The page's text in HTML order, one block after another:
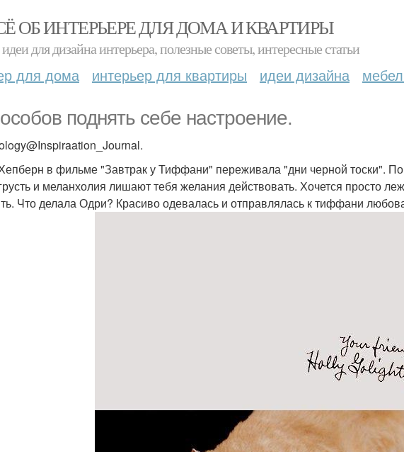
ОБ ИНТЕРЬЕРЕ ДЛЯ ДОМА И КВАРТИРЫ
для дизайна интерьера, полезные советы, интересные статьи
для дома интерьер для квартиры идеи дизайна
поднять себе настроение.
в фильме "Завтрак у Тиффани" переживала "дни черной тоски".
и меланхолия лишают тебя желания действовать. Хочется просто
Что делала Одри? Красиво одевалась и отправлялась к тиффани